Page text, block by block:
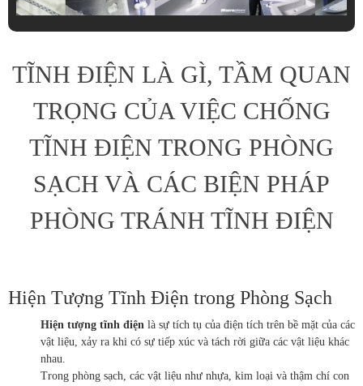
TĨNH ĐIỆN LÀ GÌ, TẦM QUAN
TRỌNG CỦA VIỆC CHỐNG
TĨNH ĐIỆN TRONG PHÒNG
SẠCH VÀ CÁC BIỆN PHÁP
PHÒNG TRÁNH TĨNH ĐIỆN
Hiện Tượng Tĩnh Điện trong Phòng Sạch
Hiện tượng tĩnh điện là sự tích tụ của điện tích trên bề mặt của các
vật liệu, xảy ra khi có sự tiếp xúc và tách rời giữa các vật liệu khác
nhau.
Trong phòng sạch, các vật liệu như nhựa, kim loại và thậm chí con